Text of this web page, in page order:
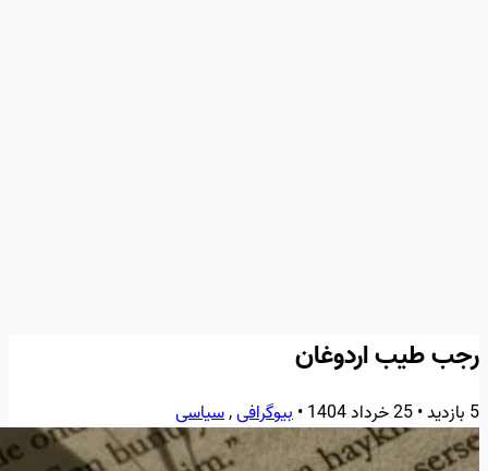
رجب طیب اردوغان
5 بازدید •25 خرداد 1404 •بیوگرافی,سیاسی